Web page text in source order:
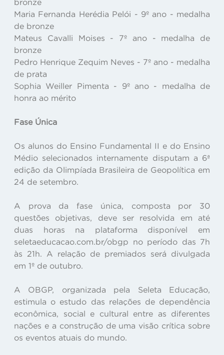
bronze
Maria Fernanda Herédia Pelói - 9º ano - medalha
de bronze
Mateus Cavalli Moises - 7º ano - medalha de
bronze
Pedro Henrique Zequim Neves - 7º ano - medalha
de prata
Sophia Weiller Pimenta - 9º ano - medalha de
honra ao mérito
Fase Única
Os alunos do Ensino Fundamental II e do Ensino
Médio selecionados internamente disputam a 6ª
edição da Olimpíada Brasileira de Geopolítica em
24 de setembro.
A prova da fase única, composta por 30
questões objetivas, deve ser resolvida em até
duas horas na plataforma disponível em
seletaeducacao.com.br/obgp no período das 7h
às 21h. A relação de premiados será divulgada
em 1º de outubro.
A OBGP, organizada pela Seleta Educação,
estimula o estudo das relações de dependência
econômica, social e cultural entre as diferentes
nações e a construção de uma visão crítica sobre
os eventos atuais do mundo.